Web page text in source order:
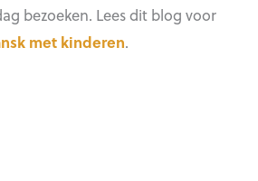
bezoeken. Lees dit blog voor
met kinderen.